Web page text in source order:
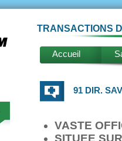
TRANSACTIONS
Accueil
91 DIR.
VASTE
SITUEE